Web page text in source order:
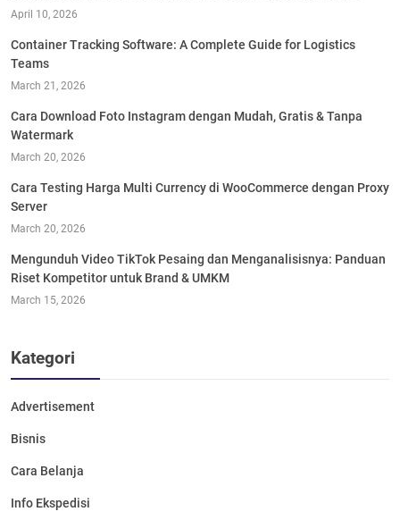
April 10, 2026
Container Tracking Software: A Complete Guide for Logistics
Teams
March 21, 2026
Cara Download Foto Instagram dengan Mudah, Gratis & Tanpa
Watermark
March 20, 2026
Cara Testing Harga Multi Currency di WooCommerce dengan Proxy
Server
March 20, 2026
Mengunduh Video TikTok Pesaing dan Menganalisisnya: Panduan
Riset Kompetitor untuk Brand & UMKM
March 15, 2026
Kategori
Advertisement
Bisnis
Cara Belanja
Info Ekspedisi